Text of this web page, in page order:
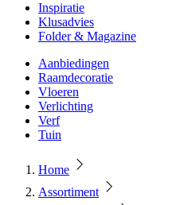
Inspiratie
Klusadvies
Folder & Magazine
Aanbiedingen
Raamdecoratie
Vloeren
Verlichting
Verf
Tuin
Home
Assortiment